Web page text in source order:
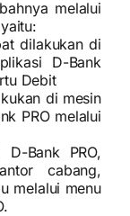
melalui
dilakukan di
D-Bank
Debit
di mesin
PRO melalui
Bank PRO,
cabang,
melalui menu